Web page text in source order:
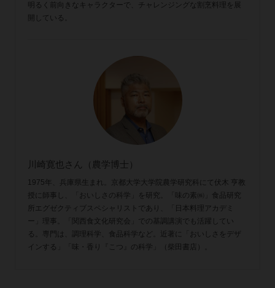
明るく前向きなキャラクターで、チャレンジングな割烹料理を展
開している。
川崎寛也さん（農学博士）
1975年、兵庫県生まれ。京都大学大学院農学研究科にて伏木 亨教
授に師事し、「おいしさの科学」を研究。「味の素㈱」食品研究
所エグゼクティブスペシャリストであり、「日本料理アカデミ
ー」理事。「関西食文化研究会」での基調講演でも活躍してい
る。専門は、調理科学、食品科学など。近著に「おいしさをデザ
インする」「味・香り『こつ』の科学」（柴田書店）。